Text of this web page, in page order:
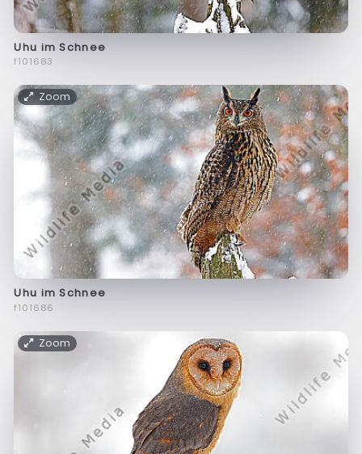
Uhu im Schnee
f101683
Zoom
Uhu im Schnee
f101686
Zoom